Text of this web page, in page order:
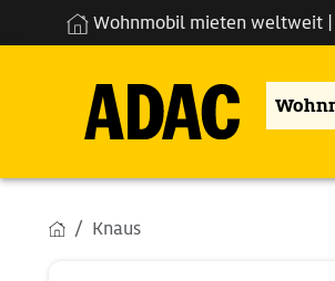
Wohnmobil mieten weltweit |
Knaus